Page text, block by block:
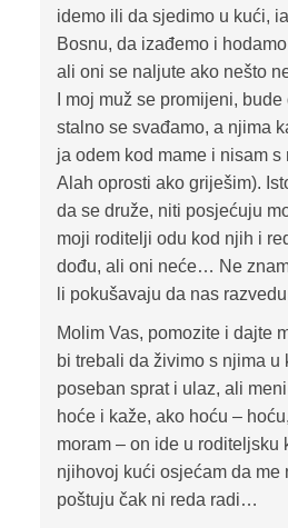
idemo ili da sjedimo u kući,
Bosnu, da izađemo i
ali oni se naljute ako nešto
I moj muž se promijeni,
stalno se svađamo, a njima
ja odem kod mame i nisam s
Alah oprosti ako griješim).
da se druže, niti posjećuju
moji roditelji odu kod njih i
dođu, ali oni neće… Ne
li pokušavaju da nas
Molim Vas, pomozite i dajte
bi trebali da živimo s njima u
poseban sprat i ulaz, ali
hoće i kaže, ako hoću –
moram – on ide u roditeljsku
njihovoj kući osjećam da me
poštuju čak ni reda radi…